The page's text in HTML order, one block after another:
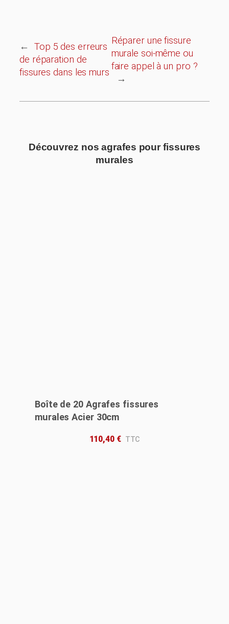
←
Top 5 des erreurs
de réparation de
fissures dans les murs
Réparer une fissure
murale soi-même ou
faire appel à un pro ?
→
Découvrez nos agrafes pour fissures
murales
Boîte de 20 Agrafes fissures
murales Acier 30cm
110,40 €